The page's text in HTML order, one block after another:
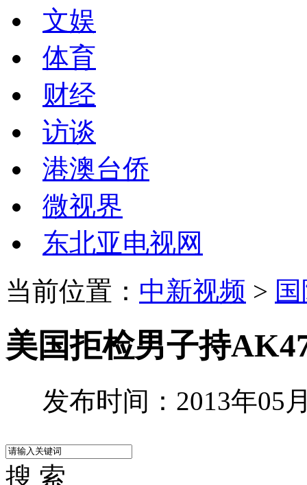
文娱
体育
财经
访谈
港澳台侨
微视界
东北亚电视网
当前位置： 中新视频 >
美国拒检男子持
发布时间：2013年05
搜 索